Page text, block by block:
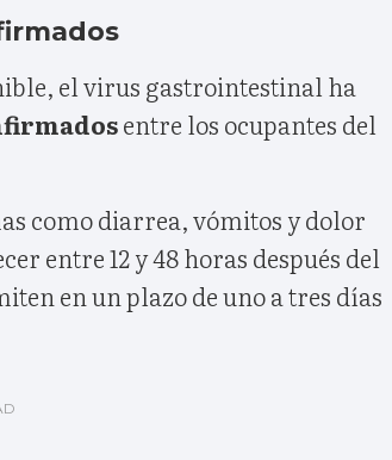
el virus gastrointestinal ha
entre los ocupantes del
como diarrea, vómitos y dolor
entre 12 y 48 horas después del
en un plazo de uno a tres días